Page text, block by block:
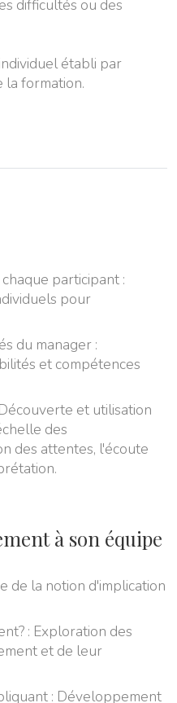
difficultés ou des
établi par
la formation.
participant :
pour
du manager :
et compétences
et utilisation
des
des attentes, l'écoute
à son équipe
de la notion d'implication
: Exploration des
et de leur
: Développement